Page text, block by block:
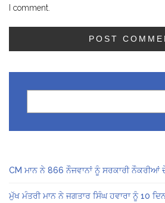
I comment.
CM ਮਾਨ ਨੇ 866 ਨੌਜਵਾਨਾਂ ਨੂੰ ਸਰਕਾਰੀ ਨੌਕਰੀਆਂ
ਮੁੱਖ ਮੰਤਰੀ ਮਾਨ ਨੇ ਜਗਤਾਰ ਸਿੰਘ ਹਵਾਰਾ ਨੂੰ 10